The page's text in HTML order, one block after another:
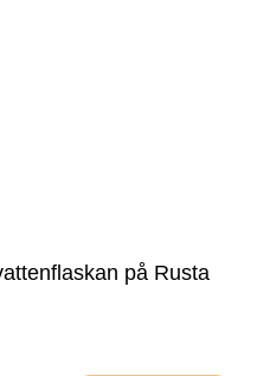
på Rusta